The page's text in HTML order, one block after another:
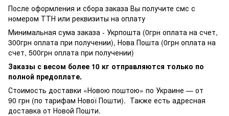
После оформления и сбора заказа Вы получите смс с
номером ТТН или реквизиты на оплату
Минимальная сума заказа - Укрпошта (0грн оплата на счет,
300грн оплата при получении), Нова Пошта (0грн оплата на
счет, 500грн оплата при получении)
Заказы с весом более 10 кг отправляются только по
полной предоплате.
Стоимость доставки «Новою поштою» по Украине — от
90 грн (по тарифам Нової Пошти). Также есть адресная
доставка от Новой Пошти.